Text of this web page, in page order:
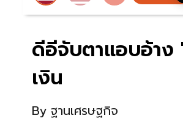
ดีอีจับตาแอบอ้า
เงิน
By ฐานเศรษฐกิจ